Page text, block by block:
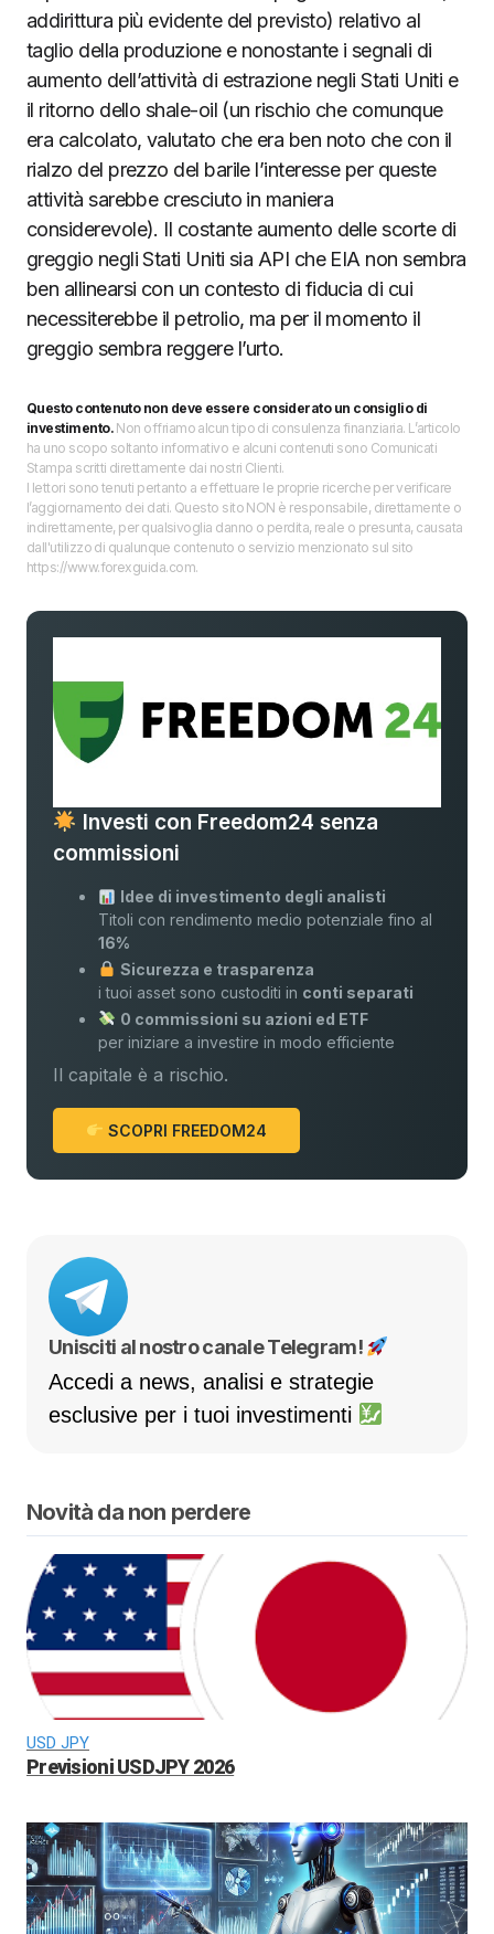
addirittura più evidente del previsto) relativo al
taglio della produzione e nonostante i segnali di
aumento dell’attività di estrazione negli Stati Uniti e
il ritorno dello shale-oil (un rischio che comunque
era calcolato, valutato che era ben noto che con il
rialzo del prezzo del barile l’interesse per queste
attività sarebbe cresciuto in maniera
considerevole). Il costante aumento delle scorte di
greggio negli Stati Uniti sia API che EIA non sembra
ben allinearsi con un contesto di fiducia di cui
necessiterebbe il petrolio, ma per il momento il
greggio sembra reggere l’urto.
Questo contenuto non deve essere considerato un consiglio di
investimento.Non offriamo alcun tipo di consulenza finanziaria. L’articolo
ha uno scopo soltanto informativo e alcuni contenuti sono Comunicati
Stampa scritti direttamente dai nostri Clienti.
I lettori sono tenuti pertanto a effettuare le proprie ricerche per verificare
l’aggiornamento dei dati. Questo sito NON è responsabile, direttamente o
indirettamente, per qualsivoglia danno o perdita, reale o presunta, causata
dall'utilizzo di qualunque contenuto o servizio menzionato sul sito
https://www.forexguida.com.
Investi con Freedom24 senza
commissioni
Idee di investimento degli analisti
Titoli con rendimento medio potenziale fino al
16%
Sicurezza e trasparenza
i tuoi asset sono custoditi in conti separati
0 commissioni su azioni ed ETF
per iniziare a investire in modo efficiente
Il capitale è a rischio.
SCOPRI FREEDOM24
Unisciti al nostro canale Telegram!
Accedi a news, analisi e strategie
esclusive per i tuoi investimenti
Novità da non perdere
USD JPY
Previsioni USDJPY 2026